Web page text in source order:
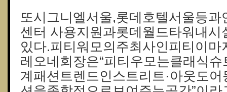
또시그니엘서울,롯데호텔서울등
센터 사용지원과롯데월드타워내시
있다.피티워모의주최사인피티이
레오네회장은“피티우모는클래식
계패션트렌드인스트리트·아웃도